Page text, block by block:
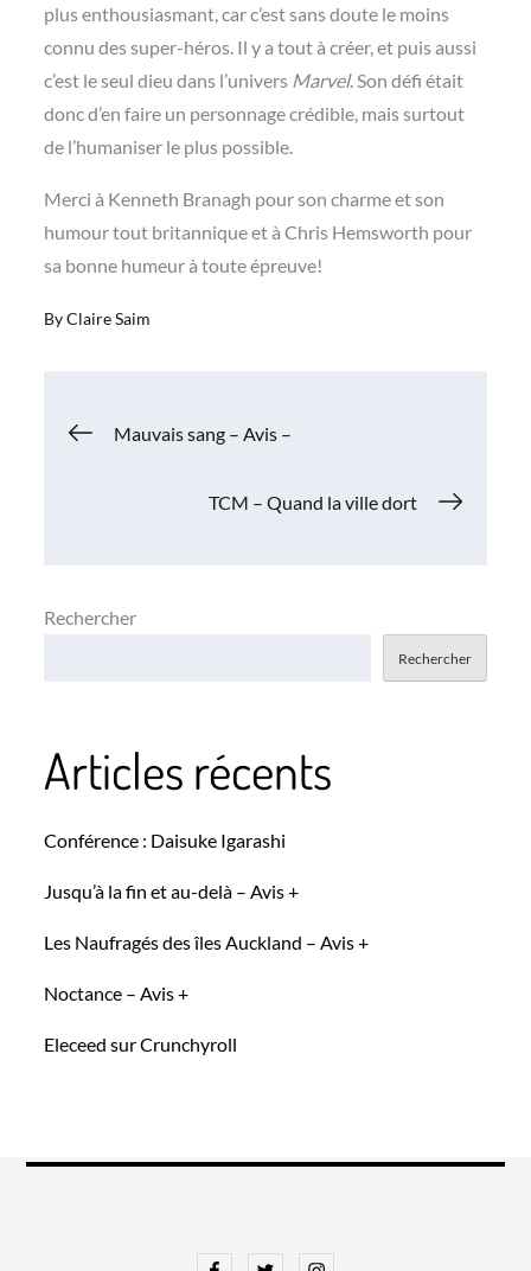
plus enthousiasmant, car c’est sans doute le moins
connu des super-héros. Il y a tout à créer, et puis aussi
c’est le seul dieu dans l’univers Marvel. Son défi était
donc d’en faire un personnage crédible, mais surtout
de l’humaniser le plus possible.
Merci à Kenneth Branagh pour son charme et son
humour tout britannique et à Chris Hemsworth pour
sa bonne humeur à toute épreuve!
ByClaire Saim
Navigation
Mauvais sang – Avis –
TCM – Quand la ville dort
Rechercher
Rechercher
Articles récents
Conférence : Daisuke Igarashi
Jusqu’à la fin et au-delà – Avis +
Les Naufragés des îles Auckland – Avis +
Noctance – Avis +
Eleceed sur Crunchyroll